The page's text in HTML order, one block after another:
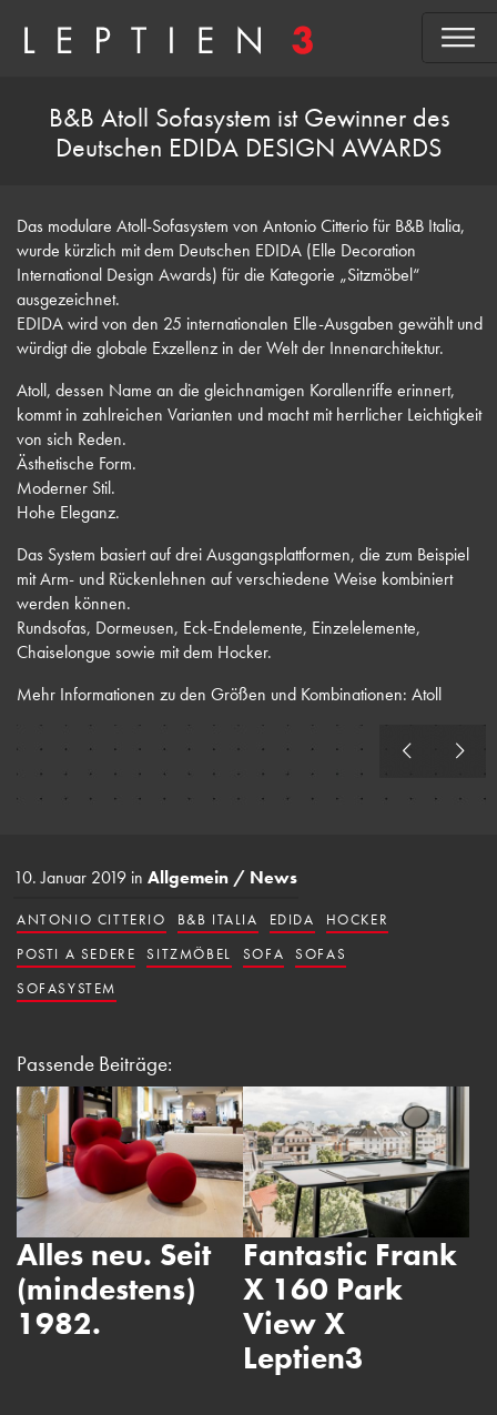
B&B Atoll Sofasystem ist Gewinner des
Deutschen EDIDA DESIGN AWARDS
Das modulare Atoll-Sofasystem von Antonio Citteriofür B&B Italia,
wurde kürzlich mit dem Deutschen EDIDA (Elle Decoration
International Design Awards) für die Kategorie „Sitzmöbel“
ausgezeichnet.
EDIDAwird von den 25 internationalen Elle-Ausgaben gewählt und
würdigt die globale Exzellenz in der Welt der Innenarchitektur.
Atoll, dessen Name an die gleichnamigen Korallenriffe erinnert,
kommt in zahlreichen Varianten und macht mit herrlicher Leichtigkeit
von sich Reden.
Ästhetische Form.
Moderner Stil.
Hohe Eleganz.
Das System basiert auf drei Ausgangsplattformen, die zum Beispiel
mit Arm- und Rückenlehnen auf verschiedene Weise kombiniert
werden können.
Rundsofas, Dormeusen, Eck-Endelemente, Einzelelemente,
Chaiselongue sowie mit dem Hocker.
Mehr Informationen zu den Größen und Kombinationen: Atoll
10. Januar 2019 in Allgemein / News
ANTONIO CITTERIO B&B ITALIA EDIDA
HOCKER
POSTI A SEDERE
SITZMÖBEL SOFA
SOFAS
SOFASYSTEM
Passende Beiträge:
Alles neu. Seit
(mindestens)
1982.
Fantastic Frank
X 160 Park
View X
Leptien3